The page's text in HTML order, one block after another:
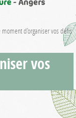
moment d’organiser vos défis
vos